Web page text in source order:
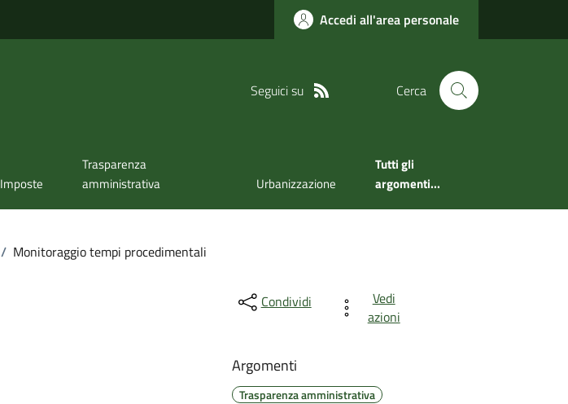
Accedi all'area personale
Seguici su Cerca
Imposte
Trasparenza
amministrativa
Urbanizzazione
Tutti gli
argomenti...
/ Monitoraggio tempi procedimentali
Condividi
Vedi
azioni
Argomenti
Trasparenza amministrativa